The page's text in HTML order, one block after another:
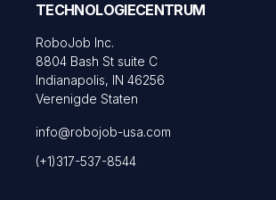
TECHNOLOGIECENTRUM
RoboJob Inc.
8804 Bash St suite C
Indianapolis, IN 46256
Verenigde Staten
info@robojob-usa.com
(+1)317-537-8544